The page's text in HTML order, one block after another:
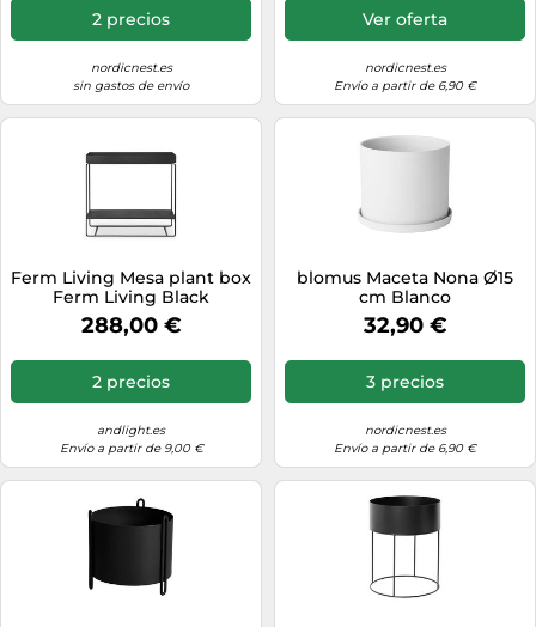
2 precios
nordicnest.es
sin gastos de envío
Ver oferta
nordicnest.es
Envío a partir de 6,90 €
Ferm Living Mesa plant box
Ferm Living Black
288,00 €
2 precios
andlight.es
Envío a partir de 9,00 €
blomus Maceta Nona Ø15
cm Blanco
32,90 €
3 precios
nordicnest.es
Envío a partir de 6,90 €